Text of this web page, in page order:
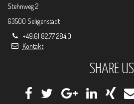
Stehnweg 2
63500 Seligenstadt
+49.61 82.77 284.0
Kontakt
SHARE US